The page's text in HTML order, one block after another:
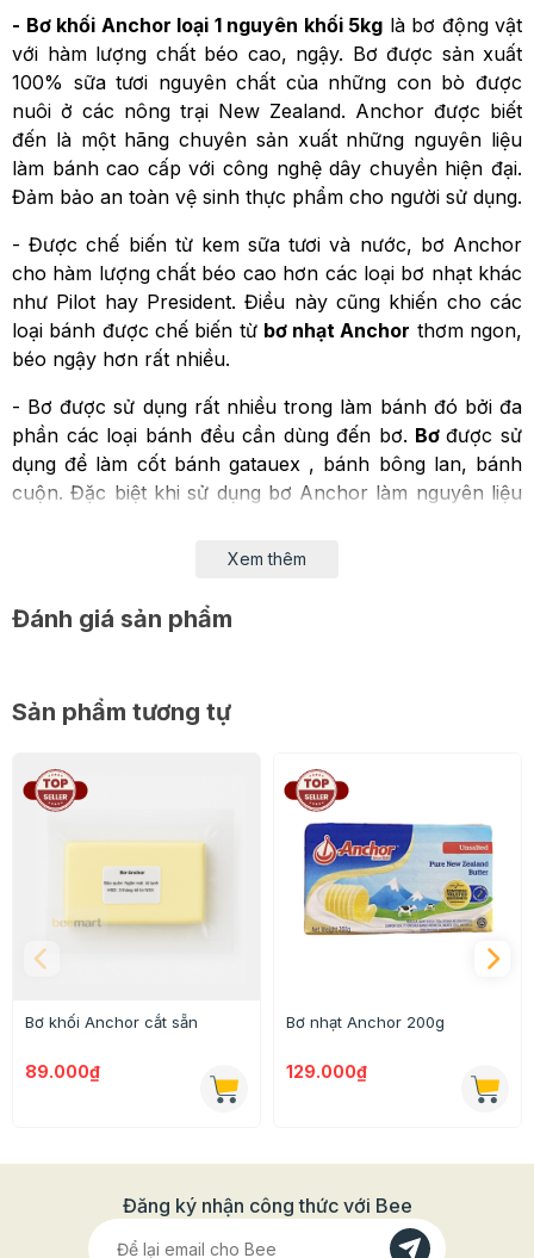
- Bơ khối Anchor loại 1 nguyên khối 5kg là bơ động vật
với hàm lượng chất béo cao, ngậy. Bơ được sản xuất
100% sữa tươi nguyên chất của những con bò được
nuôi ở các nông trại New Zealand. Anchor được biết
đến là một hãng chuyên sản xuất những nguyên liệu
làm bánh cao cấp với công nghệ dây chuyền hiện đại.
Đảm bảo an toàn vệ sinh thực phẩm cho người sử dụng.
- Được chế biến từ kem sữa tươi và nước, bơ Anchor
cho hàm lượng chất béo cao hơn các loại bơ nhạt khác
như Pilot hay President. Điều này cũng khiến cho các
loại bánh được chế biến từ bơ nhạt Anchor thơm ngon,
béo ngậy hơn rất nhiều.
- Bơ được sử dụng rất nhiều trong làm bánh đó bởi đa
phần các loại bánh đều cần dùng đến bơ. Bơ được sử
dụng để làm cốt bánh gatauex , bánh bông lan, bánh
cuộn. Đặc biệt khi sử dụng bơ Anchor làm nguyên liệu
Thông tin chi tiết:
- Trọng lượng: 5kg
phẩm màu, không chất bảo quản, thích hợp nhất cho
Xem thêm
Đánh giá sản phẩm
Sản phẩm tương tự
Bơ khối Anchor cắt sẵn
89.000₫
Bơ nhạt Anchor 200g
129.000₫
Đăng ký nhận công thức với Bee